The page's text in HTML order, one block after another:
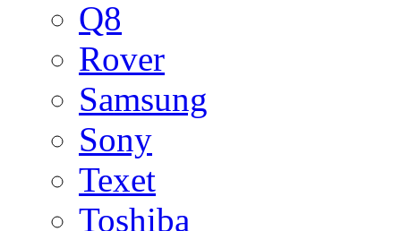
Q8
Rover
Samsung
Sony
Texet
Toshiba